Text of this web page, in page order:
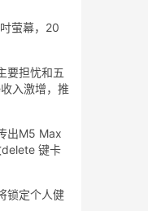
萤幕，20
要担忧和五
入激增，推
出M5 Max
键卡
锁定个人健